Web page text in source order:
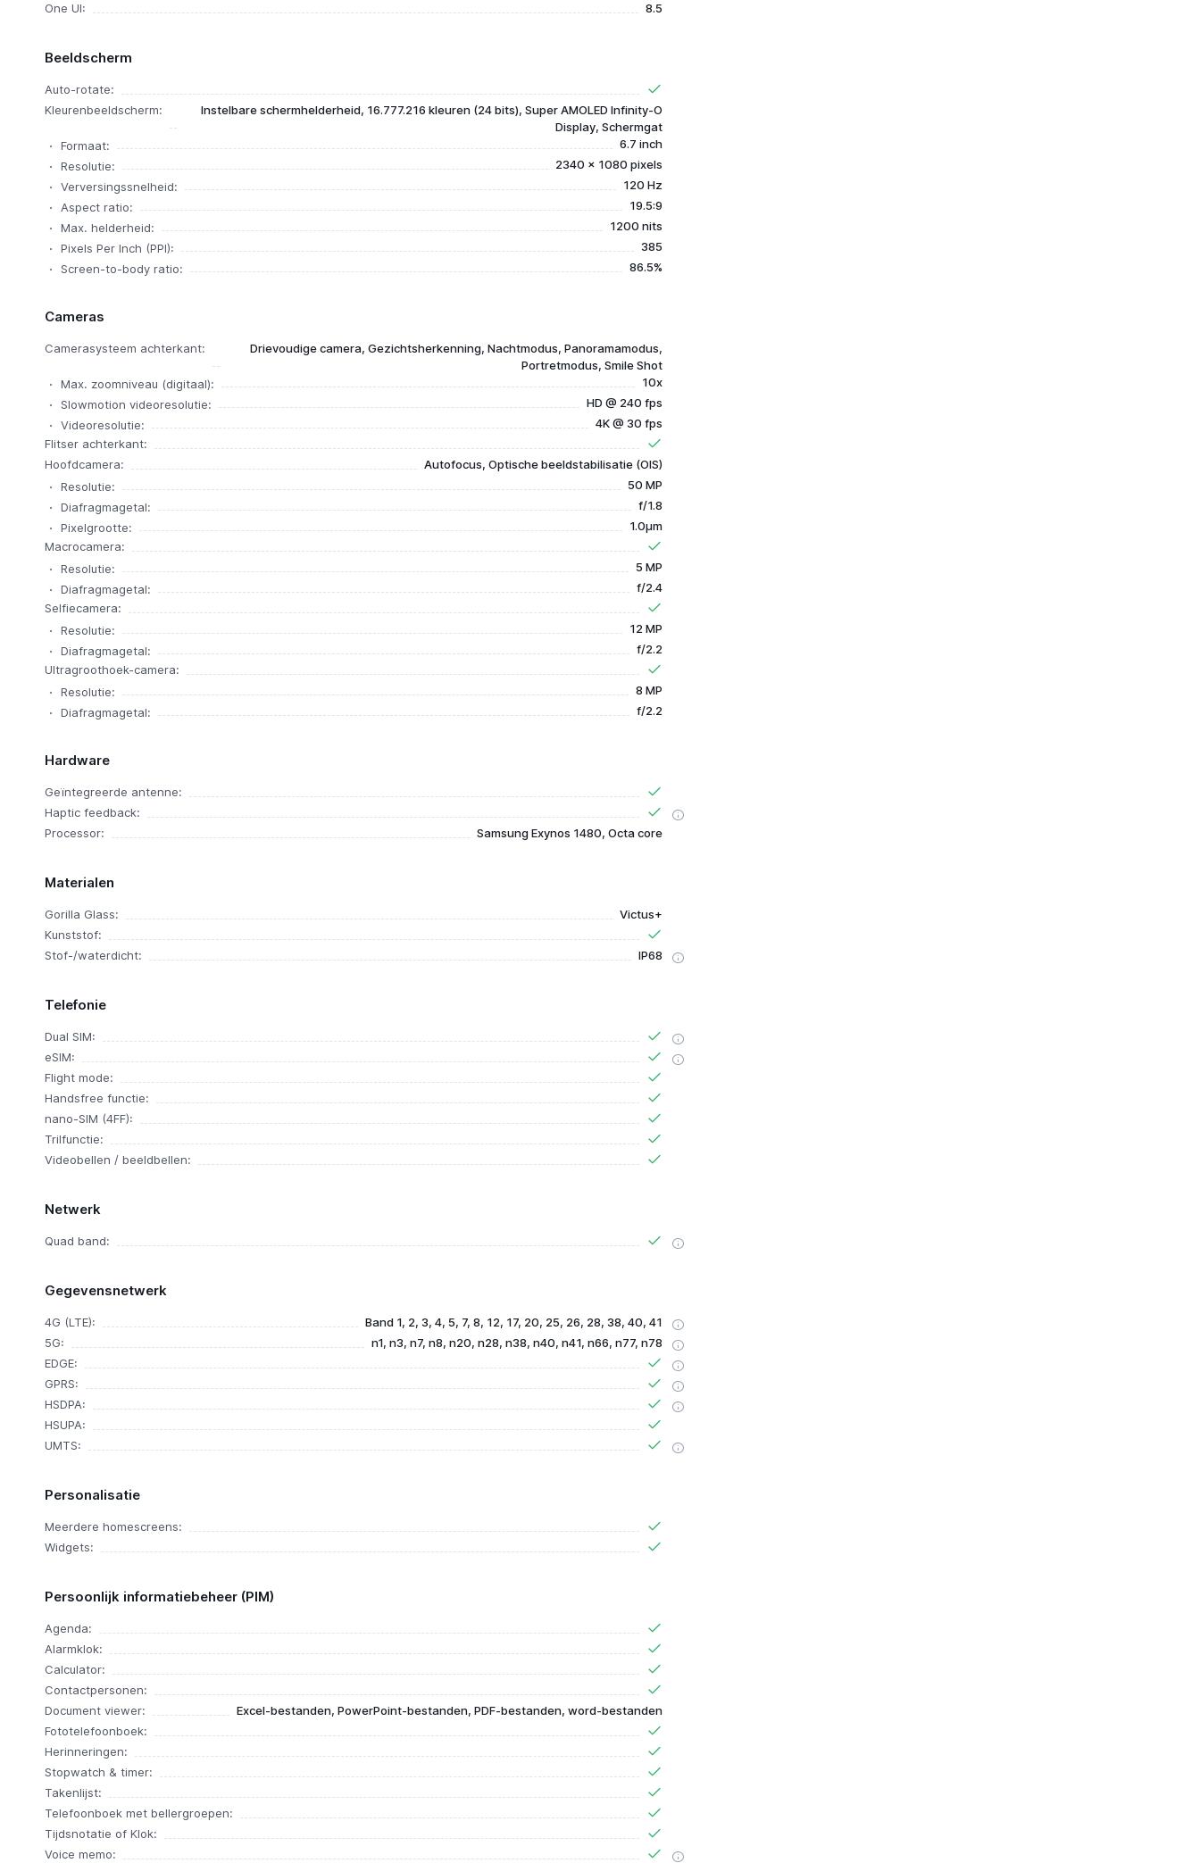
One UI: 8.5
Beeldscherm
Auto-rotate:
Kleurenbeeldscherm:
Instelbare schermhelderheid, 16.777.216 kleuren (24 bits), Super AMOLED Infinity-O
Display, Schermgat
Formaat:
6.7 inch
Resolutie:
2340 x 1080 pixels
Verversingssnelheid:
120 Hz
Aspect ratio:
19.5:9
Max. helderheid:
1200 nits
Pixels Per Inch (PPI):
385
Screen-to-body ratio:
86.5%
Cameras
Camerasysteem achterkant:
Drievoudige camera, Gezichtsherkenning, Nachtmodus, Panoramamodus,
Portretmodus, Smile Shot
Max. zoomniveau (digitaal):
10x
Slowmotion videoresolutie:
HD @ 240 fps
Videoresolutie:
4K @ 30 fps
Flitser achterkant:
Hoofdcamera:
Autofocus, Optische beeldstabilisatie (OIS)
Resolutie:
50 MP
Diafragmagetal:
f/1.8
Pixelgrootte:
1.0µm
Macrocamera:
Resolutie:
5 MP
Diafragmagetal:
f/2.4
Selfiecamera:
Resolutie:
12 MP
Diafragmagetal:
f/2.2
Ultragroothoek-camera:
Resolutie:
8 MP
Diafragmagetal:
f/2.2
Hardware
Geïntegreerde antenne:
Haptic feedback:
Processor:
Samsung Exynos 1480, Octa core
Materialen
Gorilla Glass:
Victus+
Kunststof:
Stof-/waterdicht:
IP68
Telefonie
Dual SIM:
eSIM:
Flight mode:
Handsfree functie:
nano-SIM (4FF):
Trilfunctie:
Videobellen / beeldbellen:
Netwerk
Quad band:
Gegevensnetwerk
4G (LTE):
Band 1, 2, 3, 4, 5, 7, 8, 12, 17, 20, 25, 26, 28, 38, 40, 41
5G:
n1, n3, n7, n8, n20, n28, n38, n40, n41, n66, n77, n78
EDGE:
GPRS:
HSDPA:
HSUPA:
UMTS:
Personalisatie
Meerdere homescreens:
Widgets:
Persoonlijk informatiebeheer (PIM)
Agenda:
Alarmklok:
Calculator:
Contactpersonen:
Document viewer:
Excel-bestanden, PowerPoint-bestanden, PDF-bestanden, word-bestanden
Fototelefoonboek:
Herinneringen:
Stopwatch & timer:
Takenlijst:
Telefoonboek met bellergroepen:
Tijdsnotatie of Klok:
Voice memo: